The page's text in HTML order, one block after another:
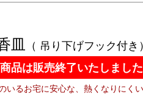
皿 （ 吊り下げフック付き
品は販売終了いたしまし
いるお宅に安心な、熱くなりにく